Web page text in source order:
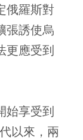
俄羅斯對
張誘使烏
更應受到
始享受到
以來，兩